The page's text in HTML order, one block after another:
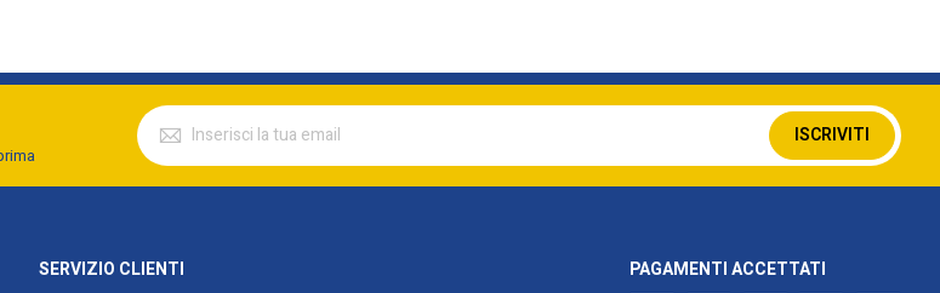
Iscriviti
alla
nostra
ISCRIVITI
SERVIZIO CLIENTI PAGAMENTI ACCETTATI